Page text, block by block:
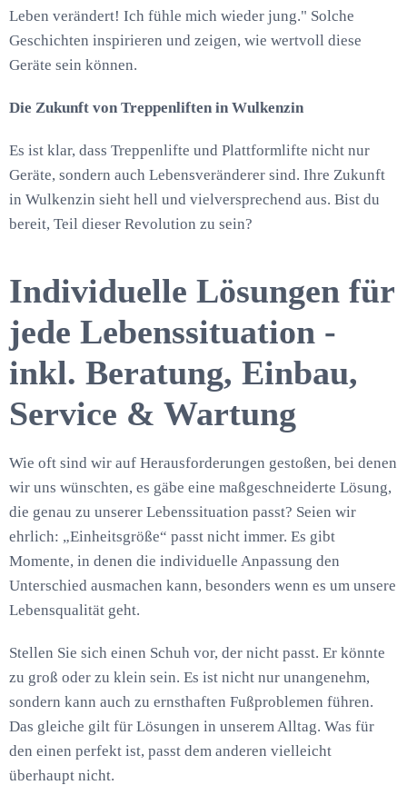
Leben verändert! Ich fühle mich wieder jung." Solche
Geschichten inspirieren und zeigen, wie wertvoll diese
Geräte sein können.
Die Zukunft von Treppenliften in Wulkenzin
Es ist klar, dass Treppenlifte und Plattformlifte nicht nur
Geräte, sondern auch Lebensveränderer sind. Ihre Zukunft
in Wulkenzin sieht hell und vielversprechend aus. Bist du
bereit, Teil dieser Revolution zu sein?
Individuelle Lösungen für
jede Lebenssituation -
inkl. Beratung, Einbau,
Service & Wartung
Wie oft sind wir auf Herausforderungen gestoßen, bei denen
wir uns wünschten, es gäbe eine maßgeschneiderte Lösung,
die genau zu unserer Lebenssituation passt? Seien wir
ehrlich: „Einheitsgröße“ passt nicht immer. Es gibt
Momente, in denen die individuelle Anpassung den
Unterschied ausmachen kann, besonders wenn es um unsere
Lebensqualität geht.
Stellen Sie sich einen Schuh vor, der nicht passt. Er könnte
zu groß oder zu klein sein. Es ist nicht nur unangenehm,
sondern kann auch zu ernsthaften Fußproblemen führen.
Das gleiche gilt für Lösungen in unserem Alltag. Was für
den einen perfekt ist, passt dem anderen vielleicht
überhaupt nicht.